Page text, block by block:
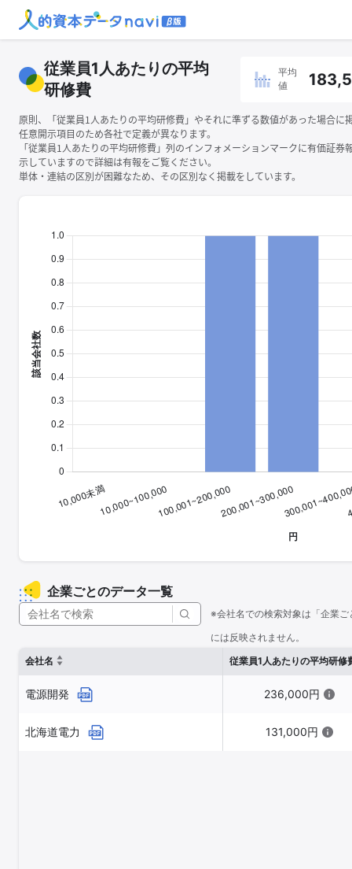
従業員1人あたりの平均
研修費
平均
値
原則、「従業員1人あたりの平均研修費」やそれに準ずる数値があった場合に
任意開示項目のため各社で定義が異なります。
「従業員1人あたりの平均研修費」列のインフォメーションマークに有価証券
示していますので詳細は有報をご覧ください。
単体・連結の区別が困難なため、その区別なく掲載をしています。
企業ごとのデータ一覧
※会社名での検索対象は「企業
には反映されません。
会社名
従業員1人あたりの平均研修
電源開発 236,000円
北海道電力 131,000円